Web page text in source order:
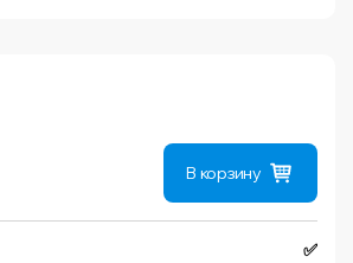
В корзину
✅